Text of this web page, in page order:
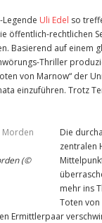
Legende Uli Edel so
rechtlichen
Basierend auf einem
Thriller
von Marnow“ der
einzuführen. Trotz
(©
Die
zentralen
mehr ins
Toten von
Ermittlerpaar